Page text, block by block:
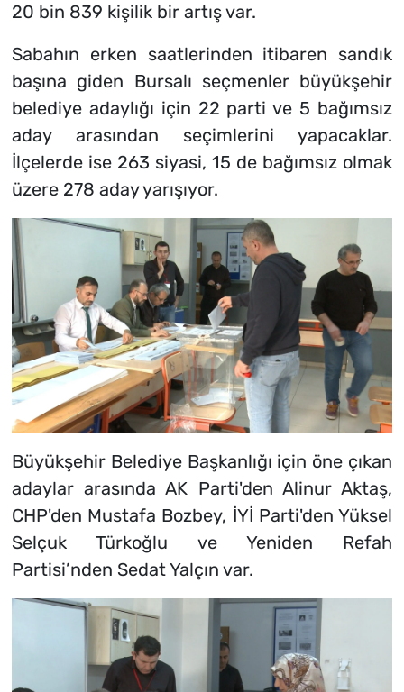
20 bin 839 kişilik bir artış var.
Sabahın erken saatlerinden itibaren sandık
başına giden Bursalı seçmenler büyükşehir
belediye adaylığı için 22 parti ve 5 bağımsız
aday arasından seçimlerini yapacaklar.
İlçelerde ise 263 siyasi, 15 de bağımsız olmak
üzere 278 aday yarışıyor.
Büyükşehir Belediye Başkanlığı için öne çıkan
adaylar arasında AK Parti'den Alinur Aktaş,
CHP'den Mustafa Bozbey, İYİ Parti'den Yüksel
Selçuk Türkoğlu ve Yeniden Refah
Partisi’nden Sedat Yalçın var.